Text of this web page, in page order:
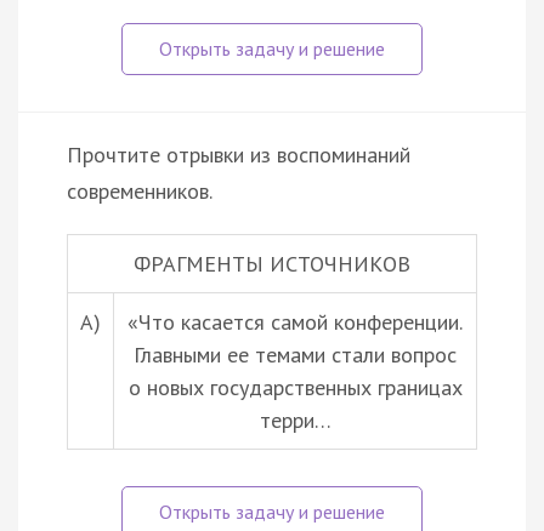
Прочтите отрывки из воспоминаний
современников.
ФРАГМЕНТЫ ИСТОЧНИКОВ
А)
«Что касается самой конференции.
Главными ее темами стали вопрос
о новых государственных границах
терри…